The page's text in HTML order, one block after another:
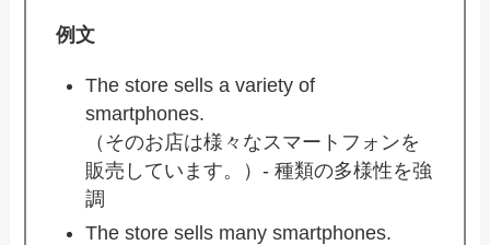
例文
The store sells a variety of
smartphones.
（そのお店は様々なスマートフォンを
販売しています。）- 種類の多様性を強
調
The store sells many smartphones.